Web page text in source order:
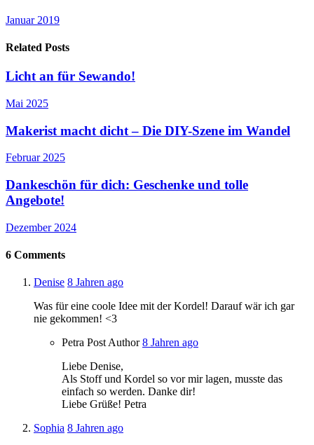
Januar 2019
Related Posts
Licht an für Sewando!
Mai 2025
Makerist macht dicht – Die DIY-Szene im Wandel
Februar 2025
Dankeschön für dich: Geschenke und tolle
Angebote!
Dezember 2024
6 Comments
Denise 8 Jahren ago
Was für eine coole Idee mit der Kordel! Darauf wär ich gar
nie gekommen! <3
Petra Post Author 8 Jahren ago
Liebe Denise,
Als Stoff und Kordel so vor mir lagen, musste das
einfach so werden. Danke dir!
Liebe Grüße! Petra
Sophia 8 Jahren ago